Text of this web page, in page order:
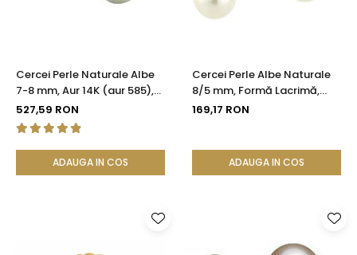
Cercei Perle Naturale Albe
7-8 mm, Aur 14K (aur 585),
Calitatea AAA | KASKADDA®
527,59 RON
ADAUGA IN COS
Cercei Perle Albe Naturale
8/5 mm, Formă Lacrimă,
Tortiță Închisă, Argint 925 |
169,17 RON
ADAUGA IN COS